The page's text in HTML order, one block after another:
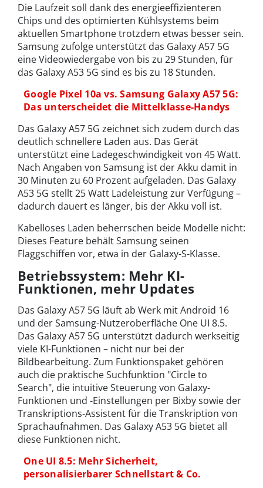
Die Laufzeit soll dank des energieeffizienteren
Chips und des optimierten Kühlsystems beim
aktuellen Smartphone trotzdem etwas besser sein.
Samsung zufolge unterstützt das Galaxy A57 5G
eine Videowiedergabe von bis zu 29 Stunden, für
das Galaxy A53 5G sind es bis zu 18 Stunden.
Google Pixel 10a vs. Samsung Galaxy A57 5G:
Das unterscheidet die Mittelklasse-Handys
Das Galaxy A57 5G zeichnet sich zudem durch das
deutlich schnellere Laden aus. Das Gerät
unterstützt eine Ladegeschwindigkeit von 45 Watt.
Nach Angaben von Samsung ist der Akku damit in
30 Minuten zu 60 Prozent aufgeladen. Das Galaxy
A53 5G stellt 25 Watt Ladeleistung zur Verfügung –
dadurch dauert es länger, bis der Akku voll ist.
Kabelloses Laden beherrschen beide Modelle nicht:
Dieses Feature behält Samsung seinen
Flaggschiffen vor, etwa in der Galaxy-S-Klasse.
Betriebssystem: Mehr KI-
Funktionen, mehr Updates
Das Galaxy A57 5G läuft ab Werk mit Android 16
und der Samsung-Nutzeroberfläche One UI 8.5.
Das Galaxy A57 5G unterstützt dadurch werkseitig
viele KI-Funktionen – nicht nur bei der
Bildbearbeitung. Zum Funktionspaket gehören
auch die praktische Suchfunktion "Circle to
Search", die intuitive Steuerung von Galaxy-
Funktionen und -Einstellungen per Bixby sowie der
Transkriptions-Assistent für die Transkription von
Sprachaufnahmen. Das Galaxy A53 5G bietet all
diese Funktionen nicht.
One UI 8.5: Mehr Sicherheit,
personalisierbarer Schnellstart & Co.